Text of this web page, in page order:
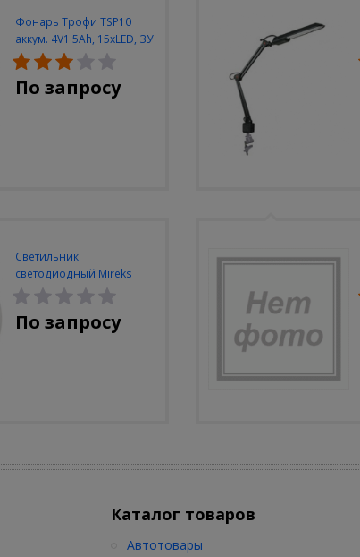
Фонарь Трофи TSP10
аккум. 4V1.5Ah, 15xLED, ЗУ
вилка 220V
По запросу
Светильник
светодиодный Mireks
С-310-80-S (5W/4000-
5000K/500lm/датчик
движения)
По запросу
Каталог товаров
Автотовары